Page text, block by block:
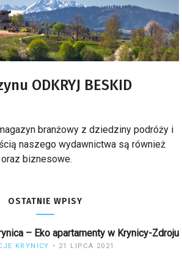
ODKRYJ BESKID
branżowy z dziedziny podróży i
naszego wydawnictwa są również
biznesowe.
OSTATNIE WPISY
– Eko apartamenty w Krynicy-Zdroju
KRYNICY 21 LIPCA 2021